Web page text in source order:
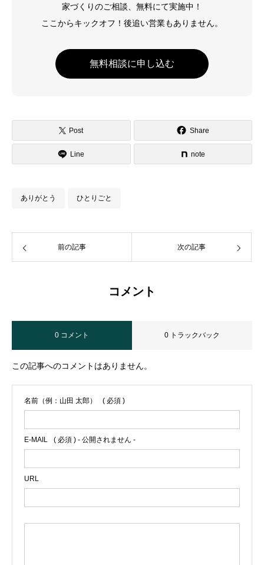
家づくりのご相談、無料にて実施中！
ここからキックオフ！後追い営業もありません。
無料相談に申し込む
Post Share
Line note
ありがとう ひとりごと
前の記事 次の記事
コメント
0 コメント 0 トラックバック
この記事へのコメントはありません。
名前（例：山田 太郎） ( 必須 )
E-MAIL ( 必須 ) - 公開されません -
URL